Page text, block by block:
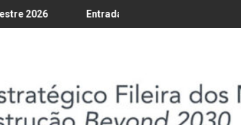
Entrada em vigor da regulamentação do Lobby - Lei